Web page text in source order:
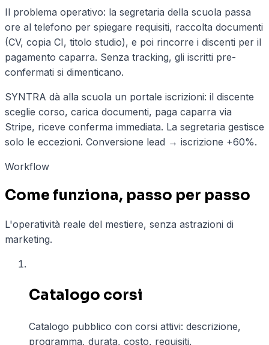
Il problema operativo: la segretaria della scuola passa
ore al telefono per spiegare requisiti, raccolta documenti
(CV, copia CI, titolo studio), e poi rincorre i discenti per il
pagamento caparra. Senza tracking, gli iscritti pre-
confermati si dimenticano.
SYNTRA dà alla scuola un portale iscrizioni: il discente
sceglie corso, carica documenti, paga caparra via
Stripe, riceve conferma immediata. La segretaria gestisce
solo le eccezioni. Conversione lead → iscrizione +60%.
Workflow
Come funziona, passo per passo
L'operatività reale del mestiere, senza astrazioni di
marketing.
Catalogo corsi
Catalogo pubblico con corsi attivi: descrizione,
programma, durata, costo, requisiti.